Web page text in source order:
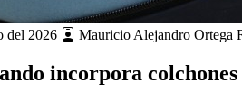
del 2026 Mauricio Alejandro Ortega
incorpora